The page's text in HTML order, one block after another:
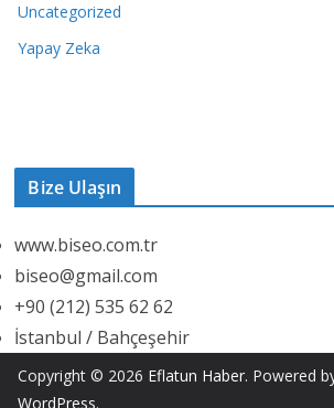
Uncategorized
Yapay Zeka
Bize Ulaşın
www.biseo.com.tr
biseo@gmail.com
+90 (212) 535 62 62
İstanbul / Bahçeşehir
Copyright © 2026 Eflatun Haber. Powered
WordPress.